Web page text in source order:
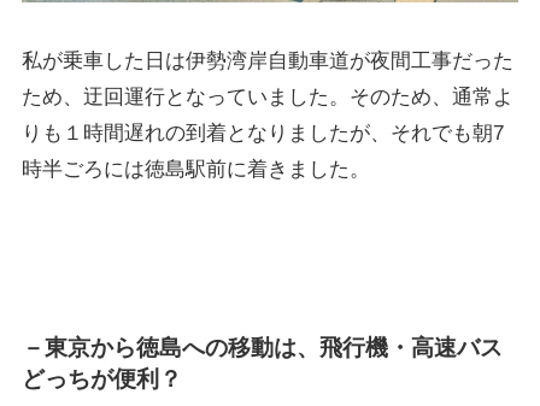
私が乗車した日は伊勢湾岸自動車道が夜間工事だった
ため、迂回運行となっていました。そのため、通常よ
りも１時間遅れの到着となりましたが、それでも朝7
時半ごろには徳島駅前に着きました。
－東京から徳島への移動は、飛行機・高速バス
どっちが便利？